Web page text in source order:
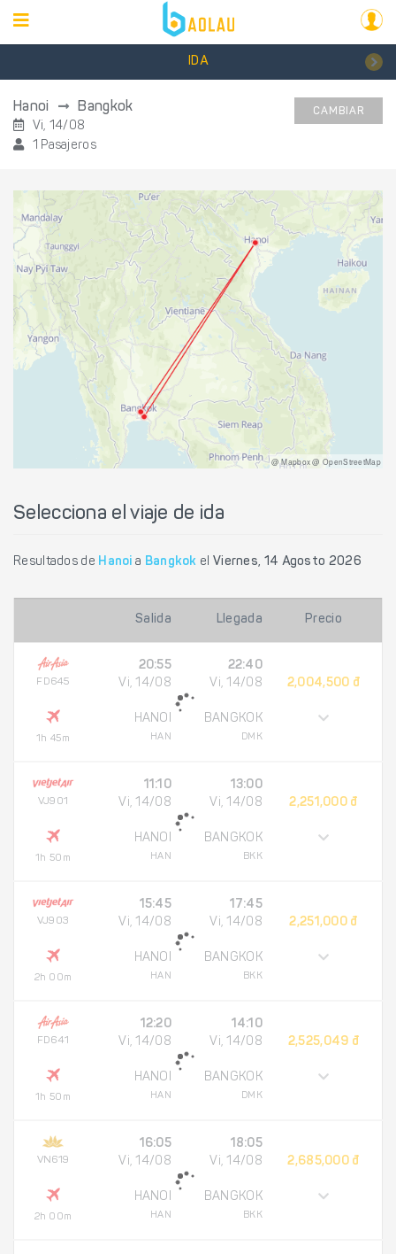
IDA
Hanoi Bangkok
Vi, 14/08
1 Pasajeros
CAMBIAR
@ Mapbox @ OpenStreetMap
Selecciona el viaje de ida
Resultados de Hanoi a Bangkok el Viernes, 14 Agosto 2026
Salida Llegada Precio
FD645
1h 45m
20:55
Vi, 14/08
HANOI
HAN
22:40
Vi, 14/08
BANGKOK
DMK
2,004,500 đ
VJ901
1h 50m
11:10
Vi, 14/08
HANOI
HAN
13:00
Vi, 14/08
BANGKOK
BKK
2,251,000 đ
VJ903
2h 00m
15:45
Vi, 14/08
HANOI
HAN
17:45
Vi, 14/08
BANGKOK
BKK
2,251,000 đ
FD641
1h 50m
12:20
Vi, 14/08
HANOI
HAN
14:10
Vi, 14/08
BANGKOK
DMK
2,525,049 đ
VN619
2h 00m
16:05
Vi, 14/08
HANOI
HAN
18:05
Vi, 14/08
BANGKOK
BKK
2,685,000 đ